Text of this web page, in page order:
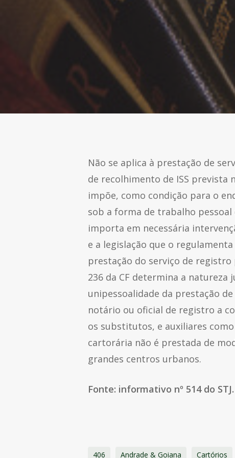
Não se aplica à prestação de
de recolhimento de ISS prevista
impõe, como condição para o
sob a forma de trabalho
importa em necessária
e a legislação que o
prestação do serviço de
236 da CF determina a
unipessoalidade da prestação
notário ou oficial de registro a
os substitutos, e auxiliares
cartorária não é prestada de
grandes centros urbanos.
Fonte: informativo nº 514 do STJ.
406 Andrade & Goiana Cartórios